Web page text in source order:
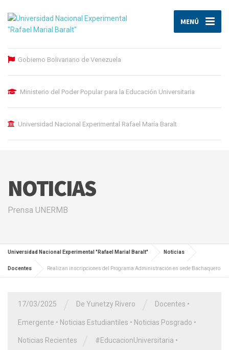
MENÚ
Gobierno Bolivariano de Venezuela
Ministerio del Poder Popular para la Educación Universitaria
Universidad Nacional Experimental Rafael María Baralt
NOTICIAS
Prensa UNERMB
Universidad Nacional Experimental "Rafael Marial Baralt" Noticias
Docentes Realizan inscripciones del Programa Administración en sede Bachaquero
17/03/2025 De Yunetzy Rivero Docentes •
Emergente • Noticias Estudiantiles • Noticias Posgrado •
Noticias Recientes #EducacionUniversitaria •